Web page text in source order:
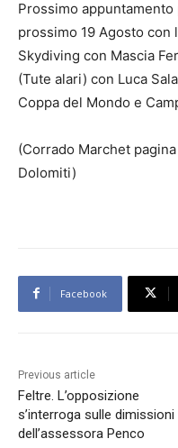
Prossimo
prossimo 19 Agosto con
Skydiving con Mascia
(Tute alari) con Luca
Coppa del Mondo e
(Corrado Marchet
Dolomiti)
Facebook
Previous article
Feltre. L’opposizione
s’interroga sulle dimissioni
dell’assessora Penco